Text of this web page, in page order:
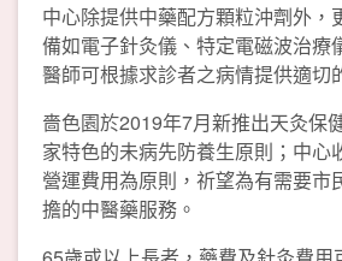
中心除提供中藥配方顆粒沖劑外，
備如電子針灸儀、特定電磁波治療
醫師可根據求診者之病情提供適切
嗇色園於2019年7月新推出天灸保
家特色的未病先防養生原則；中心
營運費用為原則，祈望為有需要市
擔的中醫藥服務。